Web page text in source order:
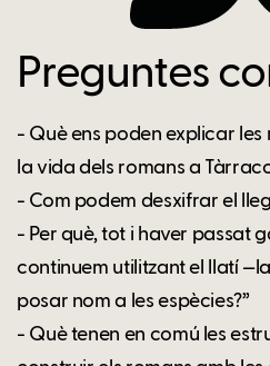
Preguntes
- Què ens poden explicar
la vida dels romans a
- Com podem desxifrar el
- Per què, tot i haver passat
continuem utilitzant el llatí
posar nom a les espècies?”
- Què tenen en comú les